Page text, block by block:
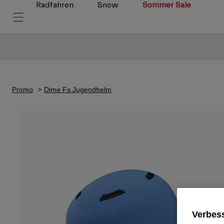
Radfahren Snow Sommer Sale
Promo Dime Fs Jugendhelm